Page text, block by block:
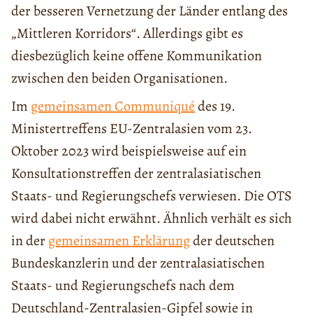
der besseren Vernetzung der Länder entlang des
„Mittleren Korridors“. Allerdings gibt es
diesbezüglich keine offene Kommunikation
zwischen den beiden Organisationen.
Im gemeinsamen Communiquédes 19.
Ministertreffens EU-Zentralasien vom 23.
Oktober 2023 wird beispielsweise auf ein
Konsultationstreffen der zentralasiatischen
Staats- und Regierungschefs verwiesen. Die OTS
wird dabei nicht erwähnt. Ähnlich verhält es sich
in dergemeinsamen Erklärungder deutschen
Bundeskanzlerin und der zentralasiatischen
Staats- und Regierungschefs nach dem
Deutschland-Zentralasien-Gipfel sowie in